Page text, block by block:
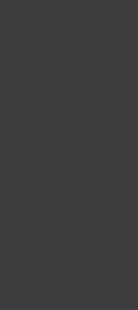
внешние
во вскрытой
под
вы можете